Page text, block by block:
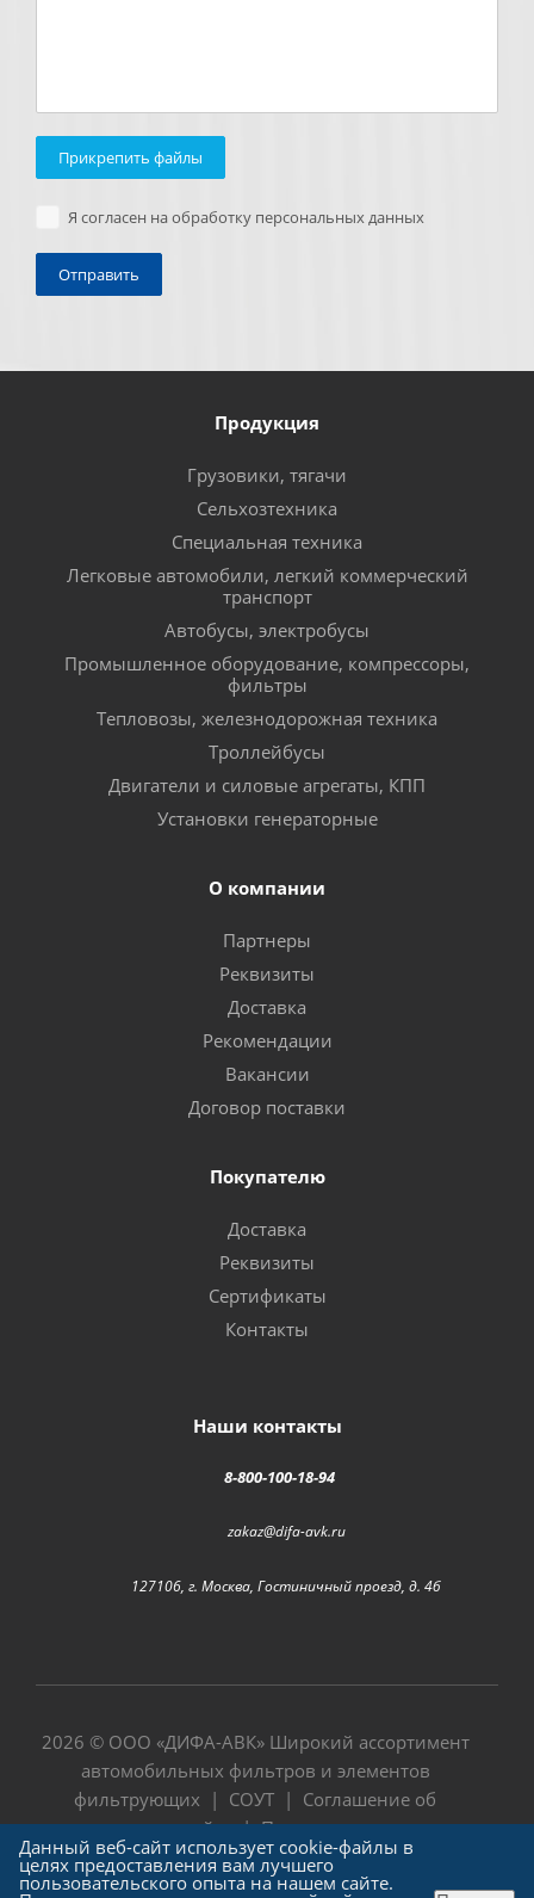
Прикрепить файлы
Я согласен на обработку персональных данных
Продукция
Грузовики, тягачи
Сельхозтехника
Специальная техника
Легковые автомобили, легкий коммерческий
транспорт
Автобусы, электробусы
Промышленное оборудование, компрессоры,
фильтры
Тепловозы, железнодорожная техника
Троллейбусы
Двигатели и силовые агрегаты, КПП
Установки генераторные
О компании
Партнеры
Реквизиты
Доставка
Рекомендации
Вакансии
Договор поставки
Покупателю
Доставка
Реквизиты
Сертификаты
Контакты
Наши контакты
8-800-100-18-94
zakaz@difa-avk.ru
127106, г. Москва, Гостиничный проезд, д. 4б
2026 © ООО «ДИФА-АВК» Широкий ассортимент
автомобильных фильтров и элементов
фильтрующих | СОУТ | Соглашение об
использовании сайта|Политика в отношении
обработки персональных данных
Данный веб-сайт использует cookie-файлы в
целях предоставления вам лучшего
пользовательского опыта на нашем сайте.